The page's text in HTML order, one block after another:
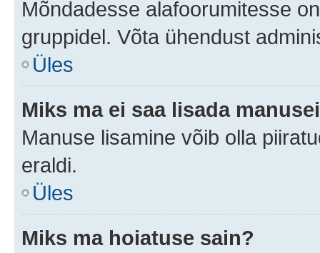
Mõndadesse alafoorumitesse
gruppidel. Võta ühendust
Üles
Miks ma ei saa lisada
Manuse lisamine võib olla
eraldi.
Üles
Miks ma hoiatuse sain?